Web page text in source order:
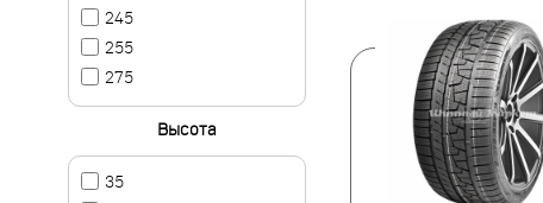
245
255
275
Высота
35